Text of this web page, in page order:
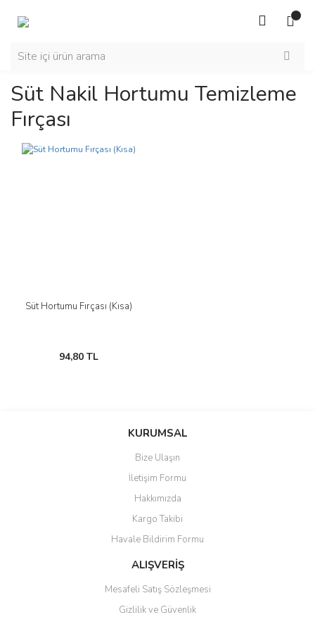
Süt Nakil Hortumu Temizleme
Fırçası
Süt Hortumu Fırçası (Kısa)
94,80 TL
KURUMSAL
Bize Ulaşın
İletişim Formu
Hakkımızda
Kargo Takibi
Havale Bildirim Formu
ALIŞVERİŞ
Mesafeli Satış Sözleşmesi
Gizlilik ve Güvenlik